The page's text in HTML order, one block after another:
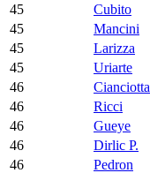
45
Cubito
45
Mancini
45
Larizza
45
Uriarte
46
Cianciotta
46
Ricci
46
Gueye
46
Dirlic P.
46
Pedron